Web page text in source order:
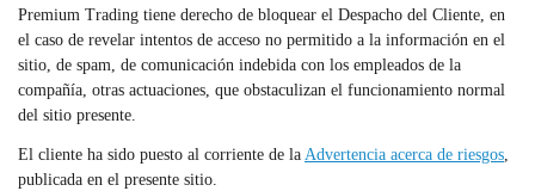
Premium Trading tiene derecho de bloquear el Despacho del Cliente, en
el caso de revelar intentos de acceso no permitido a la información en el
sitio, de spam, de comunicación indebida con los empleados de la
compañía, otras actuaciones, que obstaculizan el funcionamiento normal
del sitio presente.
El cliente ha sido puesto al corriente de la Advertencia acerca de riesgos,
publicada en el presente sitio.